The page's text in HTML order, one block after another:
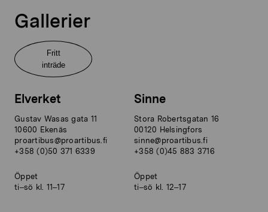
Gallerier
Fritt
inträde
Elverket
Gustav Wasas gata 11
10600 Ekenäs
proartibus@proartibus.fi
+358 (0)50 371 6339
Öppet
ti–sö kl. 11–17
Sinne
Stora Robertsgatan 16
00120 Helsingfors
sinne@proartibus.fi
+358 (0)45 883 3716
Öppet
ti–sö kl. 12–17